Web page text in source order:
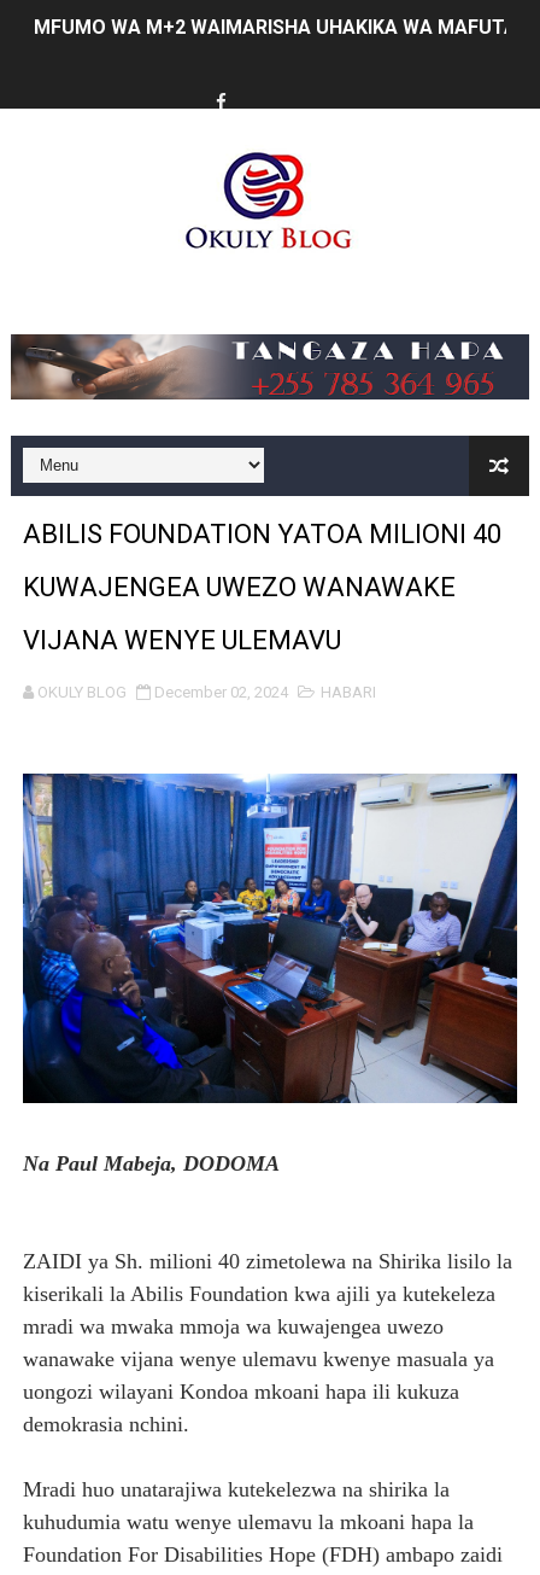
MFUMO WA M+2 WAIMARISHA UHAKIKA WA MAFUTA
FCC YAENDELEA KUJENGA MAZINGIRA BORA YA
MATI TECHNOLOGIES YAONYESHA UWEZO WA
ULEGA: TEKNOLOJIA BUNIFU ZIWAFIKIE WAKULIMA NA
SERIKALI INATAMBUA MCHANGO WA WAZEE: WAZIRI
RAIS SAMIA, MUSEVEN WASHUHUDIA MAKUBALIANO
TARURA YATAJWA KUWA MIONGONI MWA TAASISI
Mkurugenzi Green Acres ataja sababu kuanzisha klabu
UKAGUZI WA MIGODI WAIMARISHA USALAMA,
MHE. CHANDE AIPONGEZA WRRB KWA
NAIBU WAZIRI CHANDE ARIDHISHWA NA HUDUMA ZA
TBS YAHIMIZA WAJASIRIAMALI KUTHIBITISHA UBORA
WMA YAWAFUNDISHA WATOTO VIPIMO: NAIBU
TBS YAWAHIMIZA WAJASIRIAMALI KUOMBA ALAMA
DKT. MSONDE: TBA NI KITOVU CHA FURSA ZA
HABARI ZILIZOPEWA UZITO WA JUU KATIKA
PINDA APONGEZA TVLA KWA KUJENGA UWEZO WA
ABILIS FOUNDATION YATOA MILIONI 40
KUWAJENGEA UWEZO WANAWAKE
VIJANA WENYE ULEMAVU
OKULY BLOG December 02, 2024 HABARI
Na Paul Mabeja, DODOMA
ZAIDI ya Sh. milioni 40 zimetolewa na Shirika lisilo la
kiserikali la Abilis Foundation kwa ajili ya kutekeleza
mradi wa mwaka mmoja wa kuwajengea uwezo
wanawake vijana wenye ulemavu kwenye masuala ya
uongozi wilayani Kondoa mkoani hapa ili kukuza
demokrasia nchini.
Mradi huo unatarajiwa kutekelezwa na shirika la
kuhudumia watu wenye ulemavu la mkoani hapa la
Foundation For Disabilities Hope (FDH) ambapo zaidi